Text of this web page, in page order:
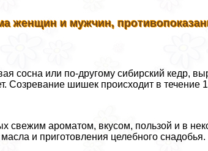
женщин и мужчин,
сосна или по-другому сибирский кедр,
Созревание шишек происходит в течение
свежим ароматом, вкусом, пользой и в
и приготовления целебного снадобья.